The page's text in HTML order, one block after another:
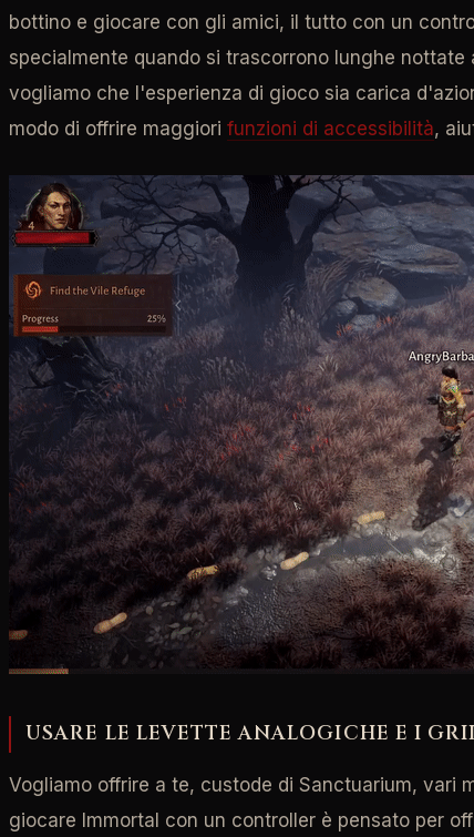
bottino e giocare con gli amici, il tutto con un
specialmente quando si trascorrono lunghe
vogliamo che l'esperienza di gioco sia carica
modo di offrire maggiori funzioni di accessibilità,
USARE LE LEVETTE ANALOGICHE E I
Vogliamo offrire a te, custode di Sanctuarium, vari
giocare Immortal con un controller è pensato per